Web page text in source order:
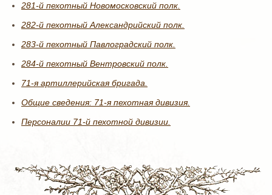
281-й пехотный Новомосковский полк.
282-й пехотный Александрийский полк.
283-й пехотный Павлоградский полк.
284-й пехотный Вентровский полк.
71-я артиллерийская бригада.
Общие сведения: 71-я пехотная дивизия.
Персоналии 71-й пехотной дивизии.